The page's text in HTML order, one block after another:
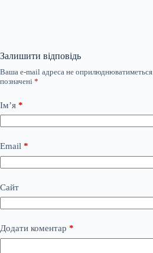
Залишити відповідь
Ваша e-mail адреса не оприлюднюватиметься.
позначені *
Ім’я *
Email *
Сайт
Додати коментар *